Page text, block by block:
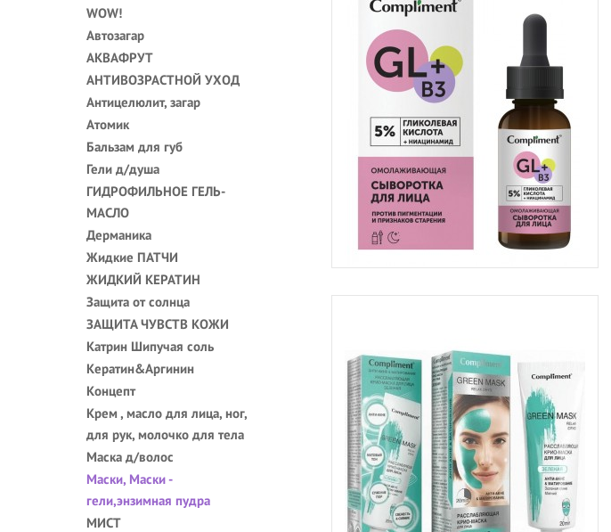
WOW!
Автозагар
АКВАФРУТ
АНТИВОЗРАСТНОЙ УХОД
Антицелюлит, загар
Атомик
Бальзам для губ
Гели д/душа
ГИДРОФИЛЬНОЕ ГЕЛЬ-
МАСЛО
Дерманика
Жидкие ПАТЧИ
ЖИДКИЙ КЕРАТИН
Защита от солнца
ЗАЩИТА ЧУВСТВ КОЖИ
Катрин Шипучая соль
Кератин&Аргинин
Концепт
Крем , масло для лица, ног,
для рук, молочко для тела
Маска д/волос
Маски, Маски -
гели,энзимная пудра
МИСТ